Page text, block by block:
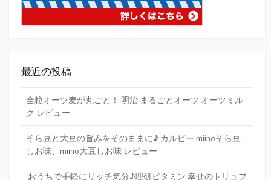
最近の投稿
全粒オーツ麦が丸ごと！ 明治 まるごとオーツ オーツミル
ク レビュー
そら豆と大豆の旨みをそのままに♪ カルビー miinoそら豆
しお味、miino大豆しお味 レビュー
おうちで手軽にリッチ気分♪理研ビタミン 幸せのトリュフ